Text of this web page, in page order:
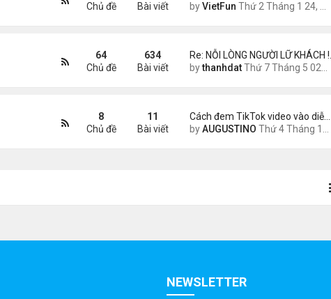
byVietFun Thứ 2 Tháng 1 24, 2022 10:25 pm
Chủ đề
Bài viết
Re: NỖI LÒNG NGƯỜI LỮ KHÁCH !…
bythanhdatThứ 7 Tháng 5 02, 2026 8:40 am
64
Chủ đề
634
Bài viết
Cách đem TikTok video vào diễ…
byAUGUSTINO Thứ 4 Tháng 11 11, 2020 11:44 am
8
Chủ đề
11
Bài viết
NEWSLETTER